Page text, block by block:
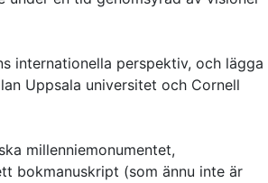
internationella perspektiv, och lägga
Uppsala universitet och Cornell
millenniemonumentet,
bokmanuskript (som ännu inte är